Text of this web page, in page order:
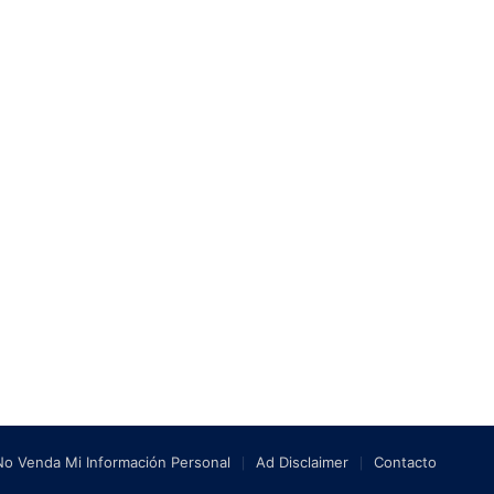
Venda Mi Información Personal Ad Disclaimer Contacto